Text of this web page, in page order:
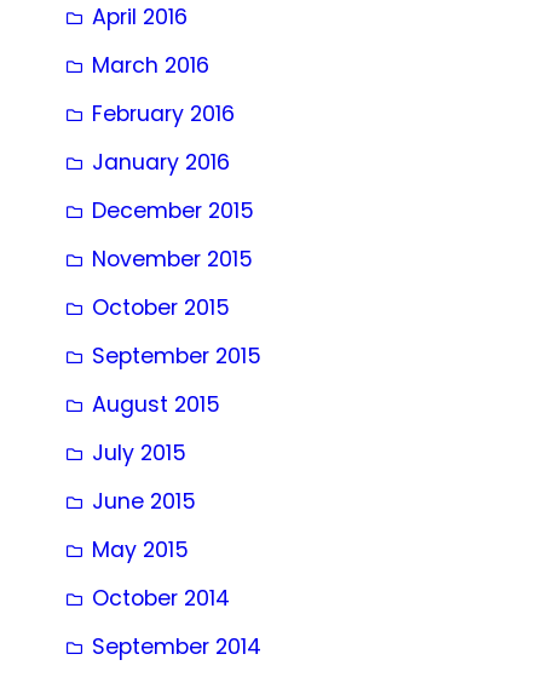
April 2016
March 2016
February 2016
January 2016
December 2015
November 2015
October 2015
September 2015
August 2015
July 2015
June 2015
May 2015
October 2014
September 2014